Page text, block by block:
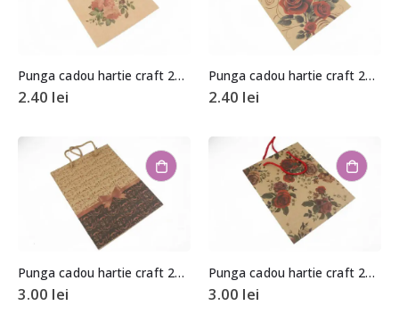
Punga cadou hartie craft 20x15x6cm
2.40 lei
Punga cadou hartie craft 20x15x6cm
2.40 lei
Punga cadou hartie craft 24,5x19x8cm
3.00 lei
Punga cadou hartie craft 24,5x19x8cm
3.00 lei